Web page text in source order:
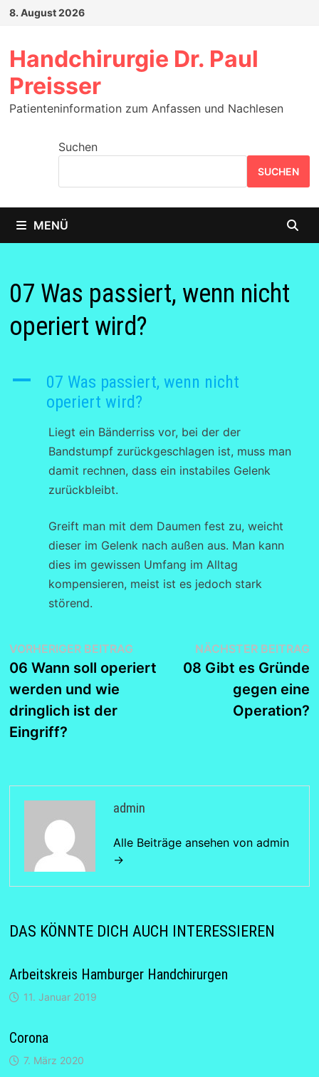
Zum
8. August 2026
Handchirurgie Dr. Paul
Preisser
Patienteninformation zum Anfassen und Nachlesen
Suchen
SUCHEN
MENÜ
07 Was passiert, wenn nicht
operiert wird?
A
07 Was passiert, wenn nicht
operiert wird?
Liegt ein Bänderriss vor, bei der der
Bandstumpf zurückgeschlagen ist, muss man
damit rechnen, dass ein instabiles Gelenk
zurückbleibt.
Greift man mit dem Daumen fest zu, weicht
dieser im Gelenk nach außen aus. Man kann
dies im gewissen Umfang im Alltag
kompensieren, meist ist es jedoch stark
störend.
Beitragsnavigation
VORHERIGER BEITRAGVorheriger
Beitrag:
06 Wann soll operiert
werden und wie
dringlich ist der
Eingriff?
NÄCHSTER BEITRAG
08 Gibt es Gründe
gegen eine
Operation?
admin
Alle Beiträge ansehen von admin
→
DAS KÖNNTE DICH AUCH INTERESSIEREN
Arbeitskreis Hamburger Handchirurgen
11. Januar 2019
Corona
7. März 2020